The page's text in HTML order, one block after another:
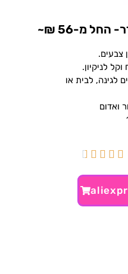
מ-56 ₪~
צבעים.
לניקיון.
לגינה, לבית או
ואדום




